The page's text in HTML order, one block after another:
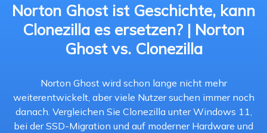
Norton Ghost ist Geschichte, kann
Clonezilla es ersetzen? | Norton
Ghost vs. Clonezilla
Norton Ghost wird schon lange nicht mehr
weiterentwickelt, aber viele Nutzer suchen immer noch
danach. Vergleichen Sie Clonezilla unter Windows 11,
bei der SSD-Migration und auf moderner Hardware und